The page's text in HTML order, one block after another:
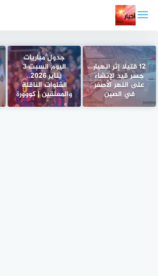
المحتوى
12 قتيلا إثر انهيار
جسر قيد الإنشاء
على النهر الأصفر
في الصين
جدول مباريات
اليوم السبت 3
يناير 2026..
القنوات الناقلة
والمعلقين | كووورة